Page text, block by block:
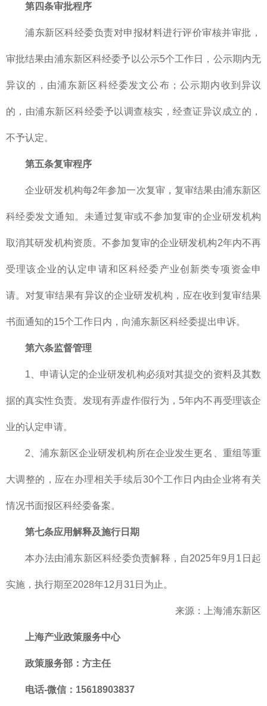
第四条审批程序
浦东新区科经委负责对申报材料进行评价审核并审批，
审批结果由浦东新区科经委予以公示5个工作日，公示期内无
异议的，由浦东新区科经委发文公布；公示期内收到异议
的，由浦东新区科经委予以调查核实，经查证异议成立的，
不予认定。
第五条复审程序
企业研发机构每2年参加一次复审，复审结果由浦东新区
科经委发文通知。未通过复审或不参加复审的企业研发机构
取消其研发机构资质。不参加复审的企业研发机构2年内不再
受理该企业的认定申请和区科经委产业创新类专项资金申
请。对复审结果有异议的企业研发机构，应在收到复审结果
书面通知的15个工作日内，向浦东新区科经委提出申诉。
第六条监督管理
1、申请认定的企业研发机构必须对其提交的资料及其数
据的真实性负责。发现有弄虚作假行为，5年内不再受理该企
业的认定申请。
2、浦东新区企业研发机构所在企业发生更名、重组等重
大调整的，应在办理相关手续后30个工作日内由企业将有关
情况书面报区科经委备案。
第七条应用解释及施行日期
本办法由浦东新区科经委负责解释，自2025年9月1日起
实施，执行期至2028年12月31日为止。
来源：上海浦东新区
上海产业政策服务中心
政策服务部 ：方主任
电话-微信：15618903837